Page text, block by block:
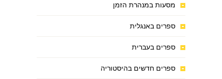
מסעות במנהרת הזמן
ספרים באנגלית
ספרים בעברית
ספרים חדשים בהיסטוריה